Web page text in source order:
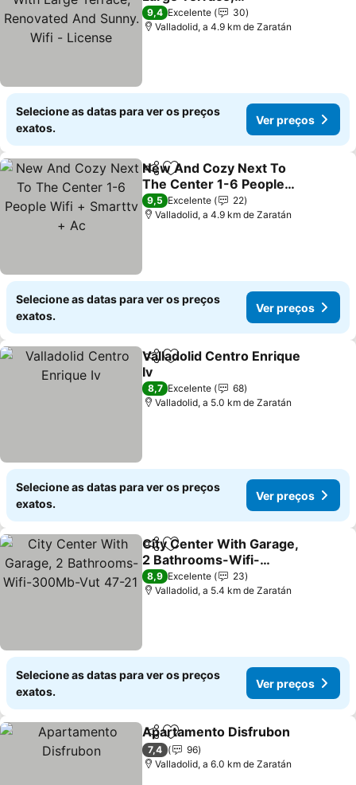
Renovated And Sunny.
Wifi - License
9,4 Excelente
30
Valladolid, a 4.9 km de Zaratán
Selecione as datas para ver os preços
exatos.
Ver preços
PartilharAdicionar aos favoritos
New And Cozy Next To
The Center 1-6 People
Wifi + Smarttv + Ac
9,5 Excelente
22
Valladolid, a 4.9 km de Zaratán
Selecione as datas para ver os preços
exatos.
Ver preços
PartilharAdicionar aos favoritos
Valladolid Centro Enrique
Iv
8,7 Excelente
68
Valladolid, a 5.0 km de Zaratán
Selecione as datas para ver os preços
exatos.
Ver preços
PartilharAdicionar aos favoritos
City Center With Garage,
2 Bathrooms-Wifi-
300Mb-Vut 47-21
8,9 Excelente
23
Valladolid, a 5.4 km de Zaratán
Selecione as datas para ver os preços
exatos.
Ver preços
PartilharAdicionar aos favoritos
Apartamento Disfrubon
7,4
96
Valladolid, a 6.0 km de Zaratán